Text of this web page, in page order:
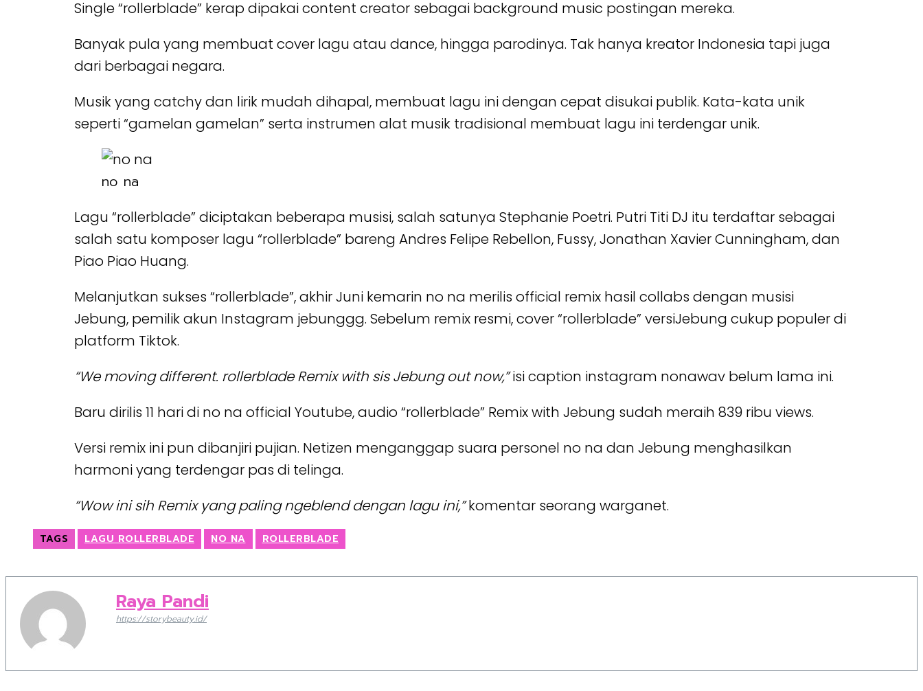
Single “rollerblade” kerap dipakai content creator sebagai background music postingan mereka.
Banyak pula yang membuat cover lagu atau dance, hingga parodinya. Tak hanya kreator Indonesia tapi juga
dari berbagai negara.
Musik yang catchy dan lirik mudah dihapal, membuat lagu ini dengan cepat disukai publik. Kata-kata unik
seperti “gamelan gamelan” serta instrumen alat musik tradisional membuat lagu ini terdengar unik.
no na
Lagu “rollerblade” diciptakan beberapa musisi, salah satunya Stephanie Poetri. Putri Titi DJ itu terdaftar sebagai
salah satu komposer lagu “rollerblade” bareng Andres Felipe Rebellon, Fussy, Jonathan Xavier Cunningham, dan
Piao Piao Huang.
Melanjutkan sukses “rollerblade”, akhir Juni kemarin no na merilis official remix hasil collabs dengan musisi
Jebung, pemilik akun Instagram jebunggg. Sebelum remix resmi, cover “rollerblade” versiJebung cukup populer di
platform Tiktok.
“We moving different. rollerblade Remix with sis Jebung out now,”isi caption instagram nonawav belum lama ini.
Baru dirilis 11 hari di no na official Youtube, audio “rollerblade” Remix with Jebung sudah meraih 839 ribu views.
Versi remix ini pun dibanjiri pujian. Netizen menganggap suara personel no na dan Jebung menghasilkan
harmoni yang terdengar pas di telinga.
“Wow ini sih Remix yang paling ngeblend dengan lagu ini,”komentar seorang warganet.
TAGS LAGU ROLLERBLADE NO NA ROLLERBLADE
Raya Pandi
https://storybeauty.id/